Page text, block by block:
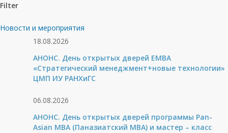
Filter
Новости и мероприятия
18.08.2026
АНОНС. День открытых дверей ЕМВА
«Стратегический менеджмент+новые технологии»
ЦМП ИУ РАНХиГС
06.08.2026
АНОНС. День открытых дверей программы Pan-
Asian MBA (Паназиатский MBA) и мастер – класс